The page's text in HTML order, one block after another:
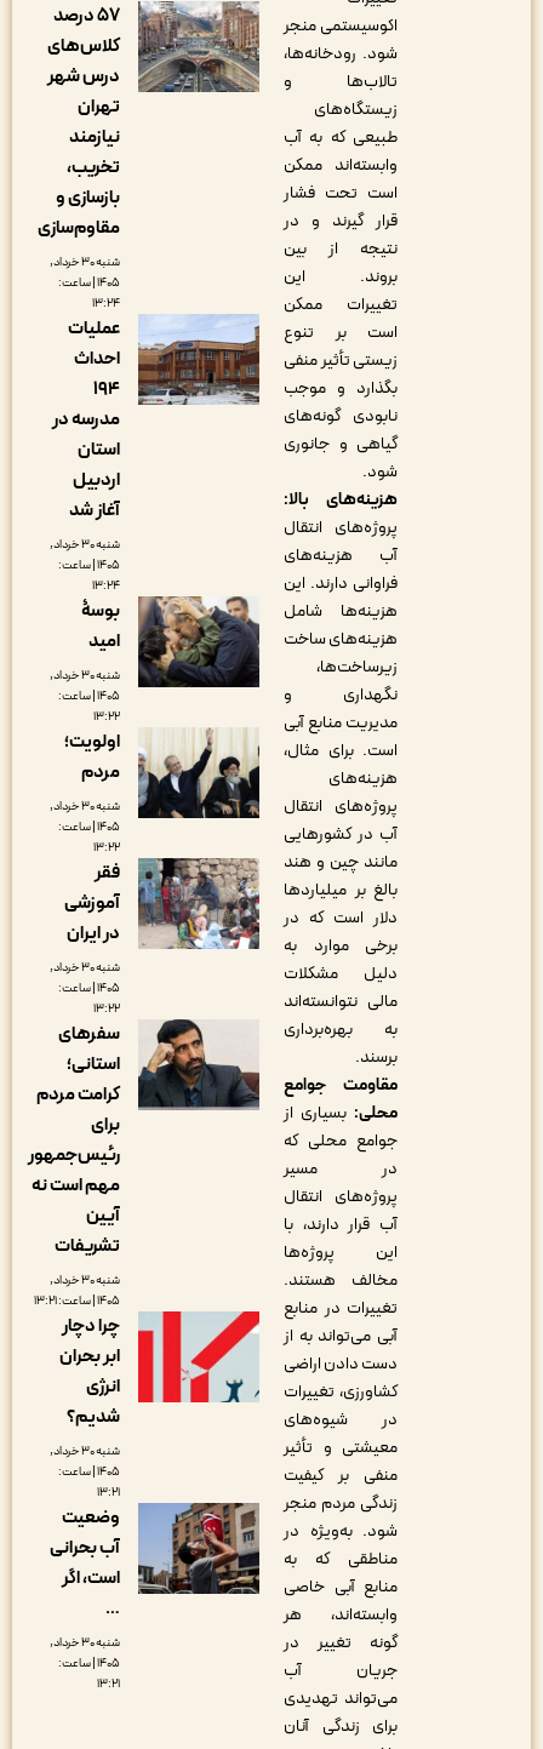
اکوسیستمی منجر
شود. رودخانه‌ها،
تالاب‌ها و
زیستگاه‌های
طبیعی که به آب
وابسته‌اند ممکن
است تحت فشار
قرار گیرند و در
نتیجه از بین
بروند. این
تغییرات ممکن
است بر تنوع
زیستی تأثیر منفی
بگذارد و موجب
نابودی گونه‌های
گیاهی و جانوری
هزینه‌های بالا:
پروژه‌های انتقال
آب هزینه‌های
فراوانی دارند. این
هزینه‌ها شامل
هزینه‌های ساخت
زیرساخت‌ها،
نگهداری و
مدیریت منابع آبی
است. برای مثال،
هزینه‌های
پروژه‌های انتقال
آب در کشورهایی
مانند چین و هند
بالغ بر میلیاردها
دلار است که در
برخی موارد به
دلیل مشکلات
مالی نتوانسته‌اند
به بهره‌برداری
مقاومت جوامع
بسیاری از
جوامع محلی که
در مسیر
پروژه‌های انتقال
آب قرار دارند، با
این پروژه‌ها
مخالف هستند.
تغییرات در منابع
آبی می‌تواند به از
دست دادن اراضی
کشاورزی، تغییرات
در شیوه‌های
معیشتی و تأثیر
منفی بر کیفیت
زندگی مردم منجر
شود. به‌ویژه در
مناطقی که به
منابع آبی خاصی
وابسته‌اند، هر
گونه تغییر در
جریان آب
می‌تواند تهدیدی
برای زندگی آنان
۵۷ درصد
کلاس‌های
درس شهر
بازسازی و
مقاوم‌سازی
شنبه ۳۰ خرداد,
۱۴۰۵ | ساعت:
عملیات
احداث
۱۹۴
مدرسه در
شنبه ۳۰ خرداد,
۱۴۰۵ | ساعت:
بوسۀ
امید
شنبه ۳۰ خرداد,
۱۴۰۵ | ساعت:
اولویت؛
مردم
شنبه ۳۰ خرداد,
۱۴۰۵ | ساعت:
فقر
آموزشی
در ایران
شنبه ۳۰ خرداد,
۱۴۰۵ | ساعت:
سفرهای
استانی؛
کرامت مردم
رئیس‌جمهور
مهم است نه
تشریفات
شنبه ۳۰ خرداد,
چرا دچار
ابر بحران
شنبه ۳۰ خرداد,
۱۴۰۵ | ساعت:
وضعیت
آب بحرانی
است، اگر
شنبه ۳۰ خرداد,
۱۴۰۵ | ساعت: